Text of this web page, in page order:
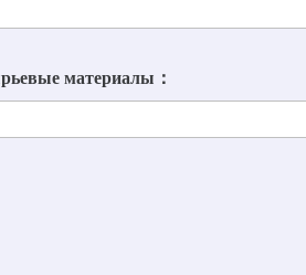
материалы：